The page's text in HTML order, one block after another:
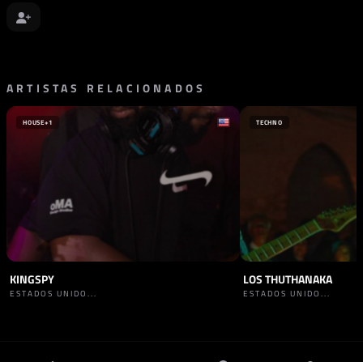
ARTISTAS RELACIONADOS
HOUSE+1
KINGSPY
ESTADOS UNIDO...
TECHNO
LOS THUTHANAKA
ESTADOS UNIDO...